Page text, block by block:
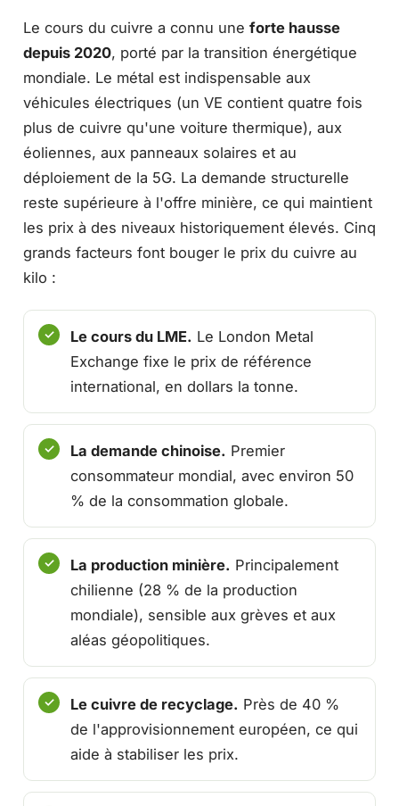
Le cours du cuivre a connu une forte hausse
depuis 2020, porté par la transition énergétique
mondiale. Le métal est indispensable aux
véhicules électriques (un VE contient quatre fois
plus de cuivre qu'une voiture thermique), aux
éoliennes, aux panneaux solaires et au
déploiement de la 5G. La demande structurelle
reste supérieure à l'offre minière, ce qui maintient
les prix à des niveaux historiquement élevés. Cinq
grands facteurs font bouger le prix du cuivre au
kilo :
Le cours du LME. Le London Metal
Exchange fixe le prix de référence
international, en dollars la tonne.
La demande chinoise. Premier
consommateur mondial, avec environ 50
% de la consommation globale.
La production minière. Principalement
chilienne (28 % de la production
mondiale), sensible aux grèves et aux
aléas géopolitiques.
Le cuivre de recyclage. Près de 40 %
de l'approvisionnement européen, ce qui
aide à stabiliser les prix.